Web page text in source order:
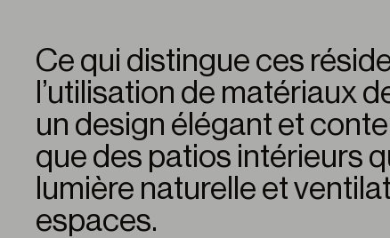
Ce qui distingue ces
l’utilisation de matériaux
un design élégant et
que des patios intérieurs
lumière naturelle et
espaces.